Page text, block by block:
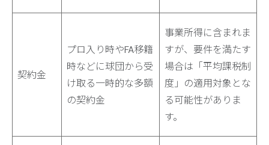
契約金
プロ入り時やFA移籍
時などに球団から受
け取る一時的な多額
の契約金
事業所得に含まれま
すが、要件を満たす
場合は「平均課税制
度」の適用対象とな
る可能性がありま
す。